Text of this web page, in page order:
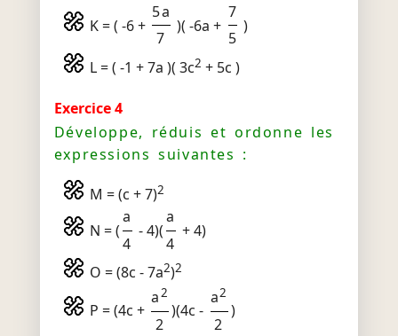
K = ( -6 +
5a
7
)( -6a +
7
5
)
L = ( -1 + 7a )( 3c2 + 5c )
Exercice 4
Développe, réduis et ordonne les
expressions suivantes :
M = (c + 7)2
N = (
a
4
- 4)(
a
4
+ 4)
O = (8c - 7a2)2
P = (4c +
a2
2
)(4c -
a2
2
)